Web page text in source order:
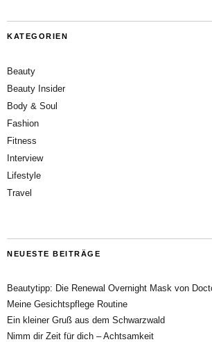
KATEGORIEN
Beauty
Beauty Insider
Body & Soul
Fashion
Fitness
Interview
Lifestyle
Travel
NEUESTE BEITRÄGE
Beautytipp: Die Renewal Overnight Mask von
Meine Gesichtspflege Routine
Ein kleiner Gruß aus dem Schwarzwald
Nimm dir Zeit für dich – Achtsamkeit